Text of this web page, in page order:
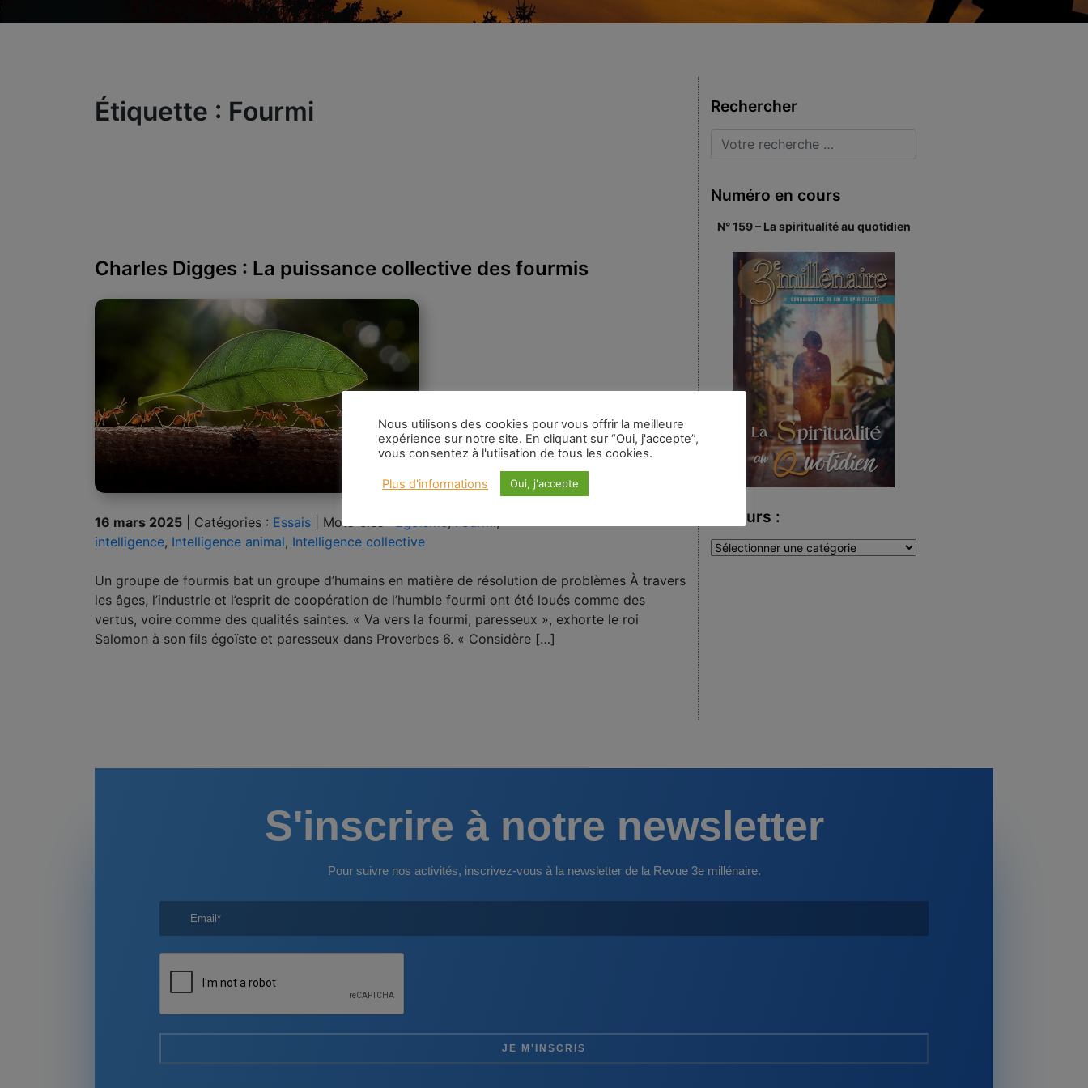
Étiquette : Fourmi
Charles Digges : La puissance collective des fourmis
16 mars 2025 Catégories : Essais Mots-clés :
intelligence, Intelligence animal, Intelligence collective
Un groupe de fourmis bat un groupe d’humains en matière de résolution de problèmes À travers
les âges, l’industrie et l’esprit de coopération de l’humble fourmi ont été loués comme des
vertus, voire comme des qualités saintes. « Va vers la fourmi, paresseux », exhorte le roi
Salomon à son fils égoïste et paresseux dans Proverbes 6. « Considère […]
Rechercher
Numéro en cours
N° 159 – La spiritualité au quotidien
Auteurs :
Auteurs
S'inscrire à notre newsletter
Pour suivre nos activités, inscrivez-vous à la newsletter de la Revue 3e millénaire.
Nous utilisons des cookies pour vous offrir la meilleure
expérience sur notre site. En cliquant sur “Oui, j'accepte”,
vous consentez à l'utiisation de tous les cookies.
Plus d'informations Oui, j'accepte